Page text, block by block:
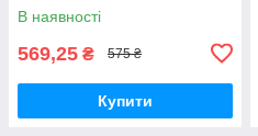
В наявності
569,25 ₴ 575 ₴
Купити